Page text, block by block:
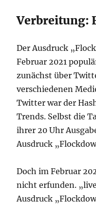
Verbreitung:
Der Ausdruck
Februar 2021
zunächst über
verschiedenen
Twitter war der
Trends. Selbst die
ihrer 20 Uhr
Ausdruck
Doch im Februar
nicht erfunden.
Ausdruck